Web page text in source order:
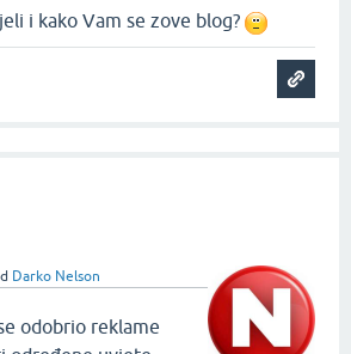
i kako Vam se zove blog?
Darko Nelson
odobrio reklame